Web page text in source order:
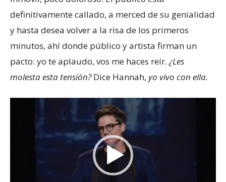
definitivamente callado, a merced de su genialidad
y hasta desea volver a la risa de los primeros
minutos, ahí donde público y artista firman un
pacto: yo te aplaudo, vos me haces reír. ¿Les
molesta esta tensión?Dice Hannah, yo vivo con ella.